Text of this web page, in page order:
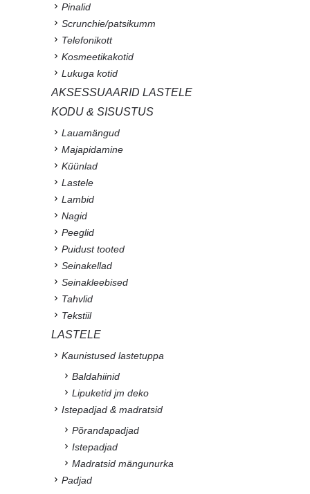
Pinalid
Scrunchie/patsikumm
Telefonikott
Kosmeetikakotid
Lukuga kotid
AKSESSUAARID LASTELE
KODU & SISUSTUS
Lauamängud
Majapidamine
Küünlad
Lastele
Lambid
Nagid
Peeglid
Puidust tooted
Seinakellad
Seinakleebised
Tahvlid
Tekstiil
LASTELE
Kaunistused lastetuppa
Baldahiinid
Lipuketid jm deko
Istepadjad & madratsid
Põrandapadjad
Istepadjad
Madratsid mängunurka
Padjad